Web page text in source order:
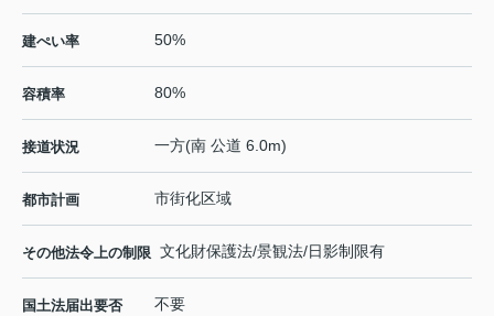
建ぺい率 50%
容積率 80%
接道状況 一方(南 公道 6.0m)
都市計画 市街化区域
その他法令上の制限 文化財保護法/景観法/日影制限有
国土法届出要否 不要